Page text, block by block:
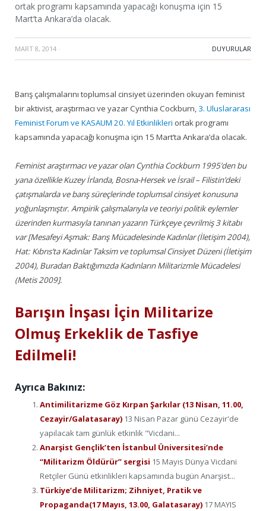
ortak programı kapsamında yapacağı konuşma için 15
Mart’ta Ankara’da olacak.
MART 8, 2014 · DUYURULAR
Barış çalışmalarını toplumsal cinsiyet üzerinden okuyan feminist
bir aktivist, araştırmacı ve yazar Cynthia Cockburn, 3. Uluslararası
Feminist Forum ve KASAUM 20. Yıl Etkinlikleri ortak programı
kapsamında yapacağı konuşma için 15 Mart’ta Ankara’da olacak.
Feminist araştırmacı ve yazar olan Cynthia Cockburn 1995’den bu
yana özellikle Kuzey İrlanda, Bosna-Hersek ve İsrail – Filistin’deki
çatışmalarda ve barış süreçlerinde toplumsal cinsiyet ko­nusuna
yoğunlaşmıştır. Ampirik çalışmalarıyla ve teoriyi politik eylemler
üzerinden kurmasıyla tanınan yazarın Türkçeye çevrilmiş 3 kitabı
var [Mesafeyi Aşmak: Barış Mücadelesinde Kadınlar (İletişim 2004),
Hat: Kıbrıs’ta Kadınlar Taksim ve toplumsal Cinsiyet Düzeni (İletişim
2004), Buradan Baktığımızda Kadınların Militarizmle Mücadelesi
(Metis 2009].
Barışın İnşası İçin Militarize
Olmuş Erkeklik de Tasfiye
Edilmeli!
Ayrıca Bakınız:
Antimilitarizme Göz Kırpan Şarkılar (13 Nisan, 11.00,
Cezayir/Galatasaray) 13 Nisan Pazar günü Cezayir'de
yapılacak tam günlük etkinlik "Vicdani...
Anarşist Gençlik’ten İstanbul Üniversitesi’nde
“Militarizm Öldürür” sergisi 15 Mayıs Dünya Vicdani
Retçiler Günü etkinlikleri kapsamında bugün Anarşist...
Türkiye’de Militarizm; Zihniyet, Pratik ve
Propaganda(17 Mayıs, 13.00, Galatasaray) 17 MAYIS